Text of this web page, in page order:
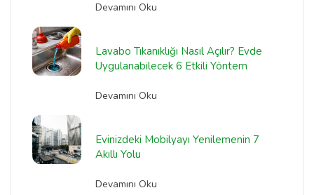
Devamını Oku
Lavabo Tıkanıklığı Nasıl Açılır? Evde
Uygulanabilecek 6 Etkili Yöntem
Devamını Oku
Evinizdeki Mobilyayı Yenilemenin 7
Akıllı Yolu
Devamını Oku